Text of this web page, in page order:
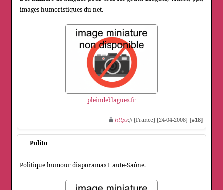
images humoristiques du net.
pleindeblagues.fr
https:// [France] [24-04-2008] [#18]
Polito
Politique humour diaporamas Haute-Saône.